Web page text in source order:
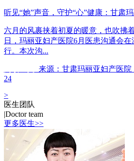
听见“她”声音，守护“心”健康：甘肃
六月的风裹挟着初夏的暖意，也吹拂
日，玛丽亚妇产医院6月医患沟通会
行。本次沟...
来源：甘肃玛丽亚妇产医
24
>
医生团队
|Doctor team
更多医生>>